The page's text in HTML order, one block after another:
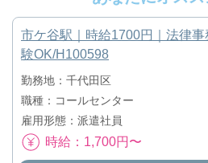
市ケ谷駅｜時給1700円｜法律
験OK/H100598
勤務地：千代田区
職種：コールセンター
雇用形態：派遣社員
時給：1,700円〜